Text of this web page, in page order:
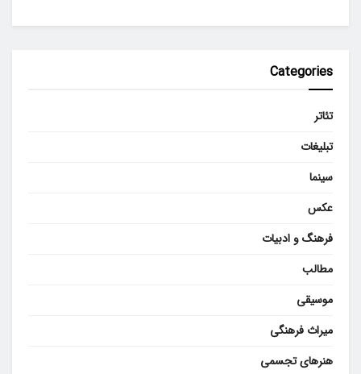
Categories
تئاتر
تبلیغات
سینما
عکس
فرهنگ و ادبیات
مطالب
موسیقی
میراث فرهنگی
هنرهای تجسمی